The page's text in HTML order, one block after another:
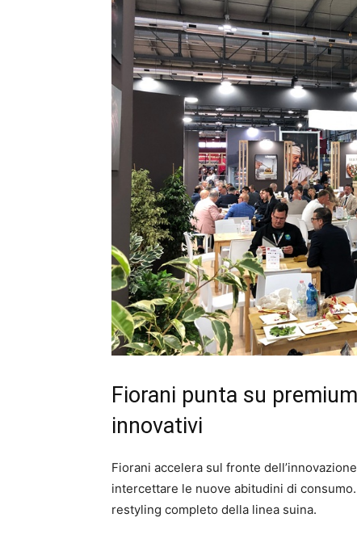
Fiorani punta su
innovativi
Fiorani accelera sul fronte
intercettare le nuove abitudini di
restyling completo della linea suina.